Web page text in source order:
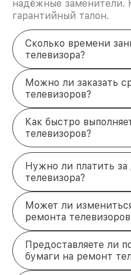
Обращайтесь за
телевизоров
Не откладывайте –
и мы вернём ваш
мастер перезвонит
уточнить детали и
(831) 238-94-25
надёжные заменители.
гарантийный талон.
Сколько времени
телевизора?
Можно ли заказать
телевизоров?
Как быстро
телевизоров?
Нужно ли платить за
телевизора?
Может ли
ремонта
Предоставляете ли
бумаги на ремонт